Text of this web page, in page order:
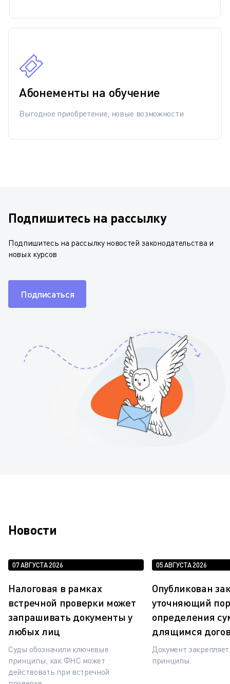
Абонементы на обучение
Выгодное приобретение, новые возможности
Подпишитесь на рассылку
Подпишитесь на рассылку новостей законодательства и
новых курсов
Подписаться
Новости
07 АВГУСТА 2026
Налоговая в рамках
встречной проверки может
запрашивать документы у
любых лиц
Суды обозначили ключевые
принципы, как ФНС может
действовать при встречной
05 АВГУСТА 2026
Опубликован
уточняющий
определения
длящимся
Документ
принципы.